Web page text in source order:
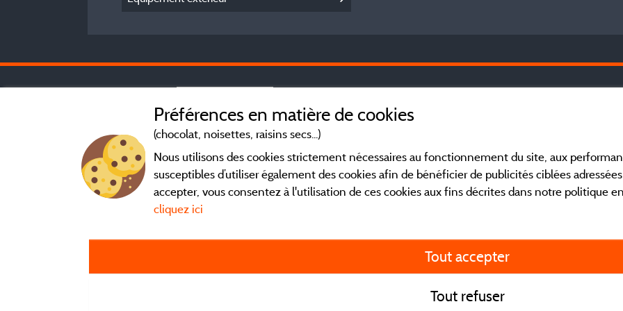
Mentions légales
Préférences en matière de cookies
(chocolat, noisettes, raisins secs...)
Nous utilisons des cookies strictement nécessaires au fonctionnement du site, aux
susceptibles d’utiliser également des cookies afin de bénéficier de publicités ciblées
accepter, vous consentez à l'utilisation de ces cookies aux fins décrites dans notre politique
cliquez ici
Tout accepter
Tout refuser